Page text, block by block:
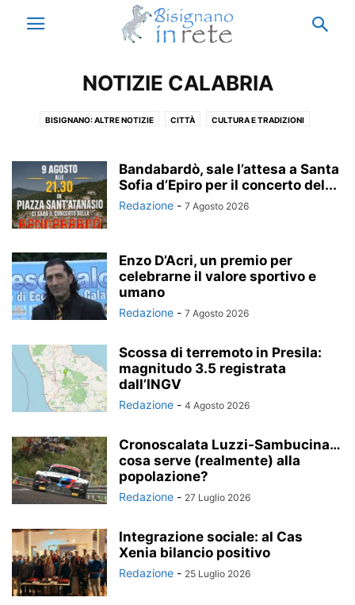
NOTIZIE CALABRIA
BISIGNANO: ALTRE NOTIZIE CITTÀ CULTURA E TRADIZIONI
NOTIZIE BISIGNANO NOTIZIE CALABRIA
NOTIZIE ITALIA PARODIA RICORDI THIS IS ACRI
VACANZE A BISIGNANO
Bandabardò, sale l’attesa a Santa
Sofia d’Epiro per il concerto del...
Redazione - 7 Agosto 2026
Enzo D’Acri, un premio per
celebrarne il valore sportivo e
umano
Redazione - 7 Agosto 2026
Scossa di terremoto in Presila:
magnitudo 3.5 registrata
dall’INGV
Redazione - 4 Agosto 2026
Cronoscalata Luzzi-Sambucina…
cosa serve (realmente) alla
popolazione?
Redazione - 27 Luglio 2026
Integrazione sociale: al Cas
Xenia bilancio positivo
Redazione - 25 Luglio 2026